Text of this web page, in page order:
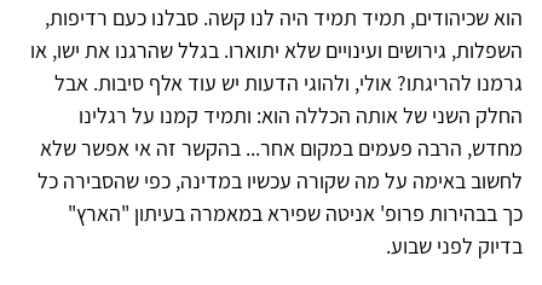
הוא שכיהודים, תמיד תמיד היה לנו קשה. סבלנו כעם רדיפות,
השפלות, גירושים ועינויים שלא יתוארו. בגלל שהרגנו את ישו, או
גרמנו להריגתו? אולי, ולהוגי הדעות יש עוד אלף סיבות. אבל
החלק השני של אותה הכללה הוא: ותמיד קמנו על רגלינו
מחדש, הרבה פעמים במקום אחר... בהקשר זה אי אפשר שלא
לחשוב באימה על מה שקורה עכשיו במדינה, כפי שהסבירה כל
כך בבהירות פרופ' אניטה שפירא במאמרה בעיתון "הארץ"
בדיוק לפני שבוע.